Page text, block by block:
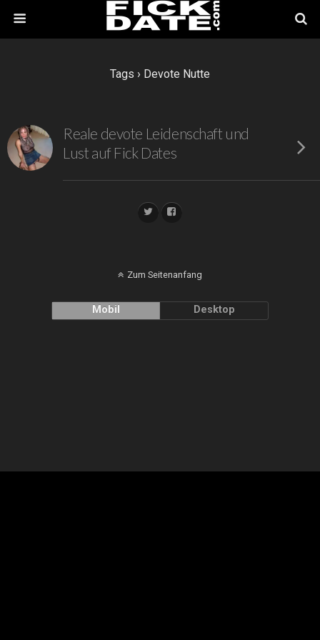
Tags › Devote Nutte
Reale devote Leidenschaft und
Lust auf Fick Dates
Zum Seitenanfang
Mobil Desktop